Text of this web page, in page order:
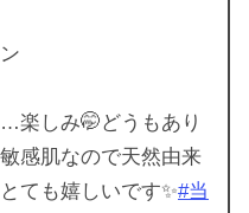
楽しみ🤭どうもあり
感肌なので天然由来
ても嬉しいです✨#当